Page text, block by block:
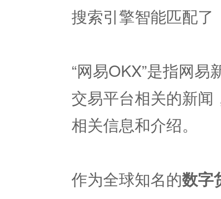
搜索引擎智能匹配了
“网易OKX”是指网
交易平台相关的新
相关信息和介绍。
作为全球知名的数字